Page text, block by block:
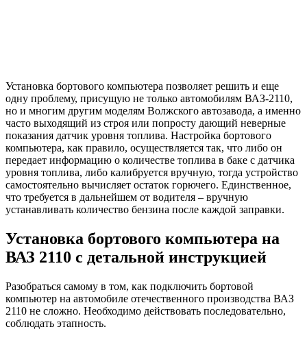
Установка бортового компьютера позволяет решить и еще
одну проблему, присущую не только автомобилям ВАЗ-2110,
но и многим другим моделям Волжского автозавода, а именно
часто выходящий из строя или попросту дающий неверные
показания датчик уровня топлива. Настройка бортового
компьютера, как правило, осуществляется так, что либо он
передает информацию о количестве топлива в баке с датчика
уровня топлива, либо калибруется вручную, тогда устройство
самостоятельно вычисляет остаток горючего. Единственное,
что требуется в дальнейшем от водителя – вручную
устанавливать количество бензина после каждой заправки.
Установка бортового компьютера на
ВАЗ 2110 с детальной инструкцией
Разобраться самому в том, как подключить бортовой
компьютер на автомобиле отечественного производства ВАЗ
2110 не сложно. Необходимо действовать последовательно,
соблюдать этапность.